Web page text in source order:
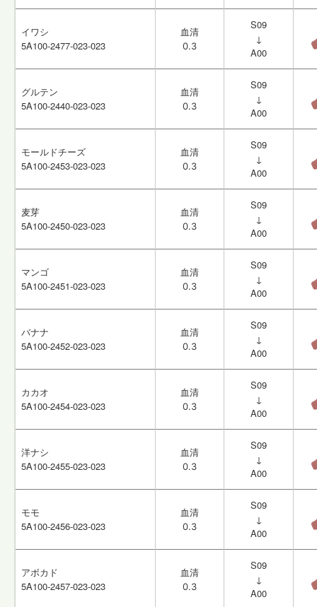
イワシ
5A100-2477-023-023
血清
0.3
S09
↓
A00
グルテン
5A100-2440-023-023
血清
0.3
S09
↓
A00
モールドチーズ
5A100-2453-023-023
血清
0.3
S09
↓
A00
麦芽
5A100-2450-023-023
血清
0.3
S09
↓
A00
マンゴ
5A100-2451-023-023
血清
0.3
S09
↓
A00
バナナ
5A100-2452-023-023
血清
0.3
S09
↓
A00
カカオ
5A100-2454-023-023
血清
0.3
S09
↓
A00
洋ナシ
5A100-2455-023-023
血清
0.3
S09
↓
A00
モモ
5A100-2456-023-023
血清
0.3
S09
↓
A00
アボカド
5A100-2457-023-023
血清
0.3
S09
↓
A00
イワシ
5A100-2477-023-023
血清
0.3
S09
↓
A00
グルテン
5A100-2440-023-023
血清
0.3
S09
↓
A00
モールドチーズ
5A100-2453-023-023
血清
0.3
S09
↓
A00
麦芽
5A100-2450-023-023
血清
0.3
S09
↓
A00
マンゴ
5A100-2451-023-023
血清
0.3
S09
↓
A00
バナナ
5A100-2452-023-023
血清
0.3
S09
↓
A00
カカオ
5A100-2454-023-023
血清
0.3
S09
↓
A00
洋ナシ
5A100-2455-023-023
血清
0.3
S09
↓
A00
モモ
5A100-2456-023-023
血清
0.3
S09
↓
A00
アボカド
5A100-2457-023-023
血清
0.3
S09
↓
A00